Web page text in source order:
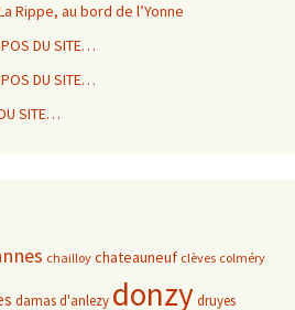
Rippe, au bord de l’Yonne
DU SITE…
DU SITE…
SITE…
chailloy chateauneuf clèves colméry
damas d'anlezy donzydruyes